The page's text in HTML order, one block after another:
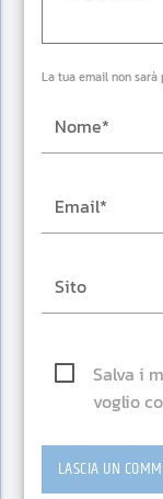
La tua email non sarà
Salva i
voglio